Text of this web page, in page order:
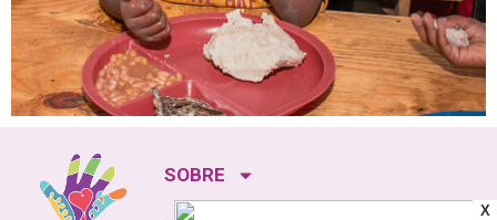
SOBRE
X